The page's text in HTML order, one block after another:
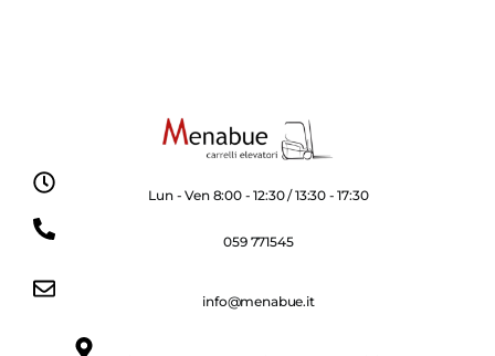
Lun - Ven 8:00 - 12:30 / 13:30 - 17:30
059 771545
info@menabue.it